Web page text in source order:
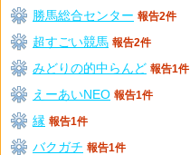
勝馬総合センター 報告2件
超すごい競馬 報告2件
みどりの的中らんど 報告1件
えーあいNEO 報告1件
縁 報告1件
バクガチ 報告1件